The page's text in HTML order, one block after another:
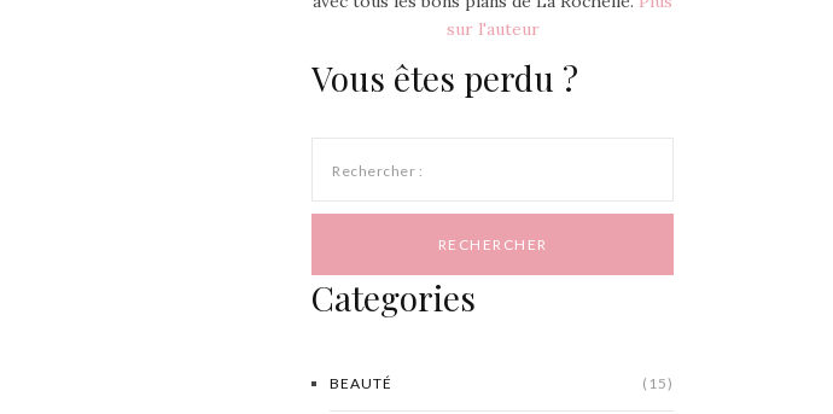
sur l'auteur
Vous êtes perdu ?
Rechercher :
Categories
BEAUTÉ (15)